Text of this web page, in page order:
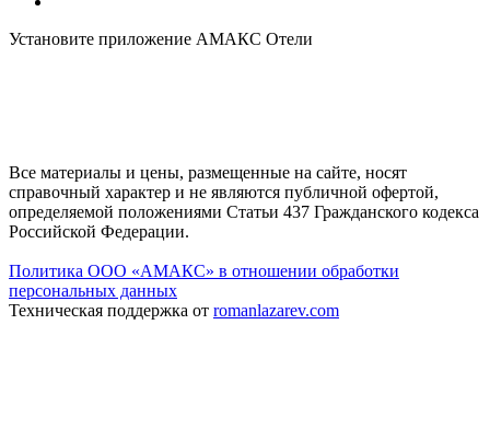
Установите приложение АМАКС Отели
Все материалы и цены, размещенные на сайте, носят
справочный характер и не являются публичной офертой,
определяемой положениями Статьи 437 Гражданского кодекса
Российской Федерации.
Политика ООО «АМАКС» в отношении обработки
персональных данных
Техническая поддержка от romanlazarev.com